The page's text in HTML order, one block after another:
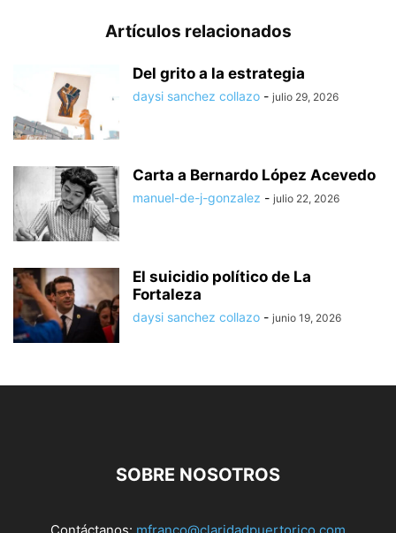
Artículos relacionados
Del grito a la estrategia
daysi sanchez collazo - julio 29, 2026
Carta a Bernardo López Acevedo
manuel-de-j-gonzalez - julio 22, 2026
El suicidio político de La
Fortaleza
daysi sanchez collazo - junio 19, 2026
SOBRE NOSOTROS